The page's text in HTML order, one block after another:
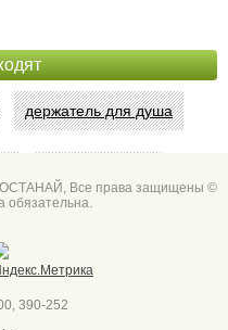
держатель для душа
Все права защищены ©
обязательна.
390-252